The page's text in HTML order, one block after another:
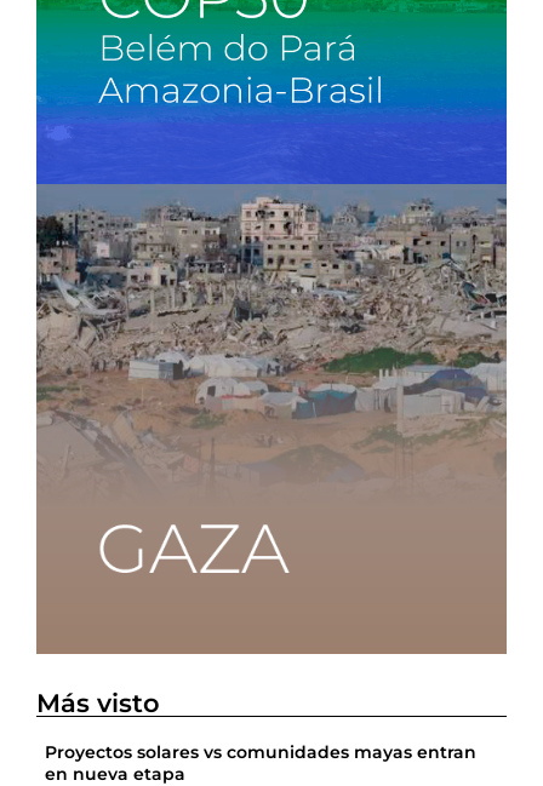
Más visto
Proyectos solares vs comunidades mayas entran
en nueva etapa